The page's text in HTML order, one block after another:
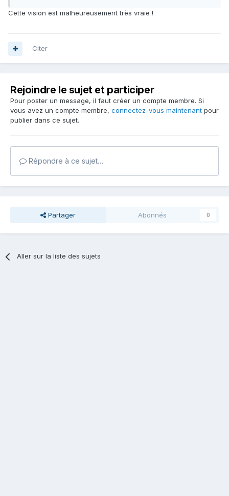
Cette vision est malheureusement très vraie !
Citer
Rejoindre le sujet et participer
Pour poster un message, il faut créer un compte membre. Si
vous avez un compte membre, connectez-vous maintenant pour
publier dans ce sujet.
Répondre à ce sujet…
Partager Abonnés 0
Aller sur la liste des sujets